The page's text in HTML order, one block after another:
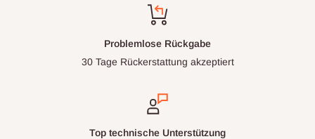
Problemlose Rückgabe
30 Tage Rückerstattung akzeptiert
Top technische Unterstützung